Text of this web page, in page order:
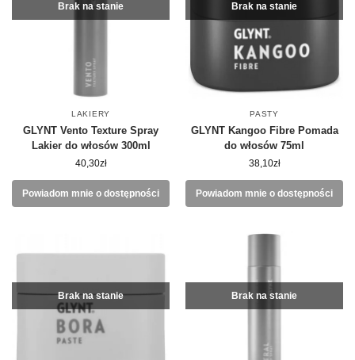
Brak na stanie
LAKIERY
GLYNT Vento Texture Spray
Lakier do włosów 300ml
40,30zł
Powiadom mnie o dostępności
Brak na stanie
PASTY
GLYNT Kangoo Fibre Pomada
do włosów 75ml
38,10zł
Powiadom mnie o dostępności
Brak na stanie Brak na stanie